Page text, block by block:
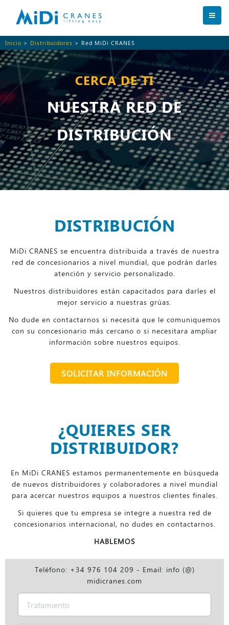
Inicio > Distribuidores > Red MiDi CRANES
CERCA DE TI
NUESTRA RED DE
DISTRIBUCIÓN
DISTRIBUCIÓN
MiDi CRANES se encuentra distribuida a través de nuestra
red de concesionarios a nivel mundial, que podrán darles
atención y servicio personalizado.
Nuestros distribuidores están capacitados para darles el
mejor servicio a nuestras grúas.
No dude en contactarnos si necesita que le comuniquemos
con su concesionario más cercano o si necesitara ampliar
información sobre nuestros equipos.
SOLICITAR INFORMACIÓN
¿QUIERES SER
DISTRIBUIDOR?
En MiDi CRANES estamos permanentemente en búsqueda
de nuevos distribuidores y colaboradores a nivel mundial
para acercar nuestros equipos a nuestros clientes finales.
Si quieres que tu empresa se integre a nuestra red de
concesionarios internacional, no dudes en contactarnos.
HABLEMOS
Teléfono: +34 976 104 209 - Email: info (@)
midicranes.com
Tratamiento